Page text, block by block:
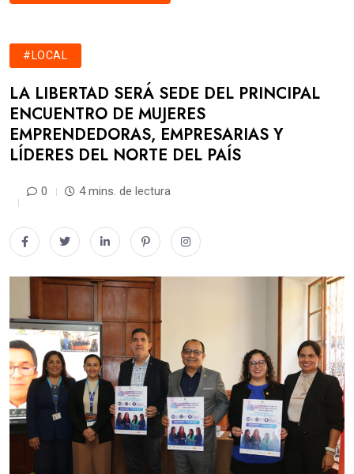
#LOCAL
LA LIBERTAD SERÁ SEDE DEL PRINCIPAL
ENCUENTRO DE MUJERES
EMPRENDEDORAS, EMPRESARIAS Y
LÍDERES DEL NORTE DEL PAÍS
0 4 mins. de lectura